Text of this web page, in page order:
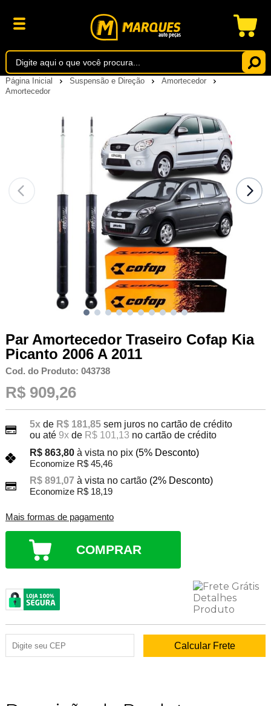
Página Inicial Suspensão e Direção
Amortecedor
Amortecedor
Par Amortecedor Traseiro Cofap Kia
Picanto 2006 A 2011
Cod. do Produto: 043738
R$ 909,26
5xde R$ 181,85 sem juros no cartão de crédito
ou até 9xde R$ 101,13 no cartão de crédito
R$ 863,80 à vista no pix (5% Desconto)
Economize R$ 45,46
R$ 891,07 à vista no cartão (2% Desconto)
Economize R$ 18,19
Mais formas de pagamento
COMPRAR